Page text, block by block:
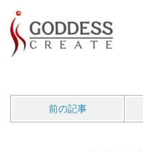
前の記事